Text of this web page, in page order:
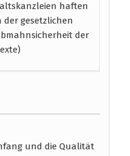
haften
der gesetzlichen
der
und die Qualität